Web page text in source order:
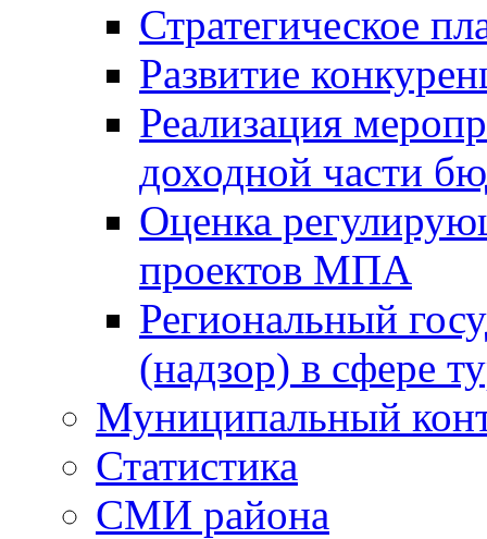
Стратегическое
Развитие
Реализация
доходной части
Оценка
проектов МПА
Региональный
(надзор) в сфере
Муниципальный
Статистика
СМИ района